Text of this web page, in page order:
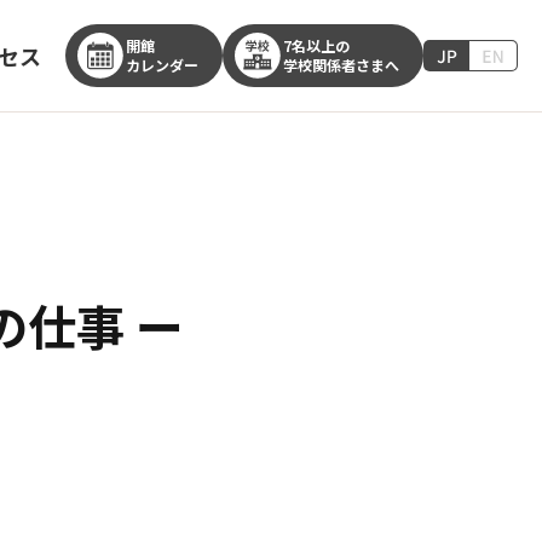
ス
開館
カレンダー
7名以上の
学校関係者さまへ
仕事 ー